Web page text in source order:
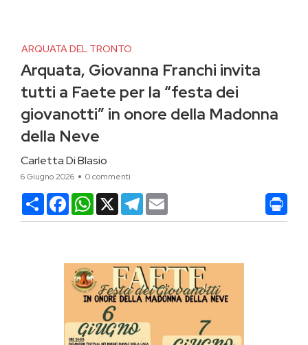
ARQUATA DEL TRONTO
Arquata, Giovanna Franchi invita
tutti a Faete per la “festa dei
giovanotti” in onore della Madonna
della Neve
Carletta Di Blasio
6 Giugno 2026 0 commenti
CondividiFacebookWhatsApp
X Telegram